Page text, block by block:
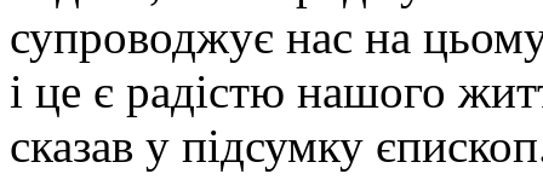
супроводжує нас на
і це є радістю нашого
сказав у підсумку